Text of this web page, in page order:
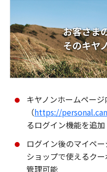
キヤノンホームペー
（https://
るログイン機能を追加
ログイン後のマイペ
ショップで使えるク
管理可能